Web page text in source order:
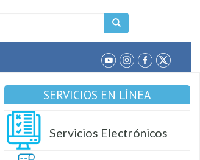
SERVICIOS EN LÍNEA
Servicios Electrónicos